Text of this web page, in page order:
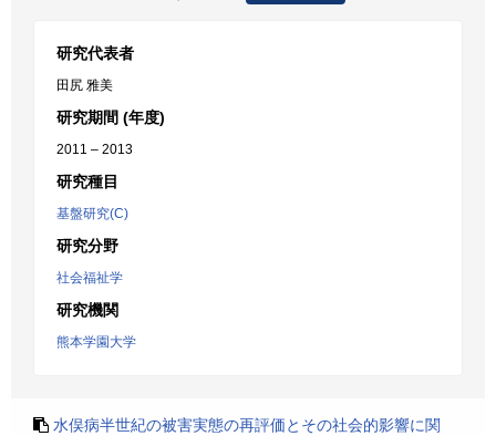
研究代表者
田尻 雅美
研究期間 (年度)
2011 – 2013
研究種目
基盤研究(C)
研究分野
社会福祉学
研究機関
熊本学園大学
水俣病半世紀の被害実態の再評価とその社会的影響に関